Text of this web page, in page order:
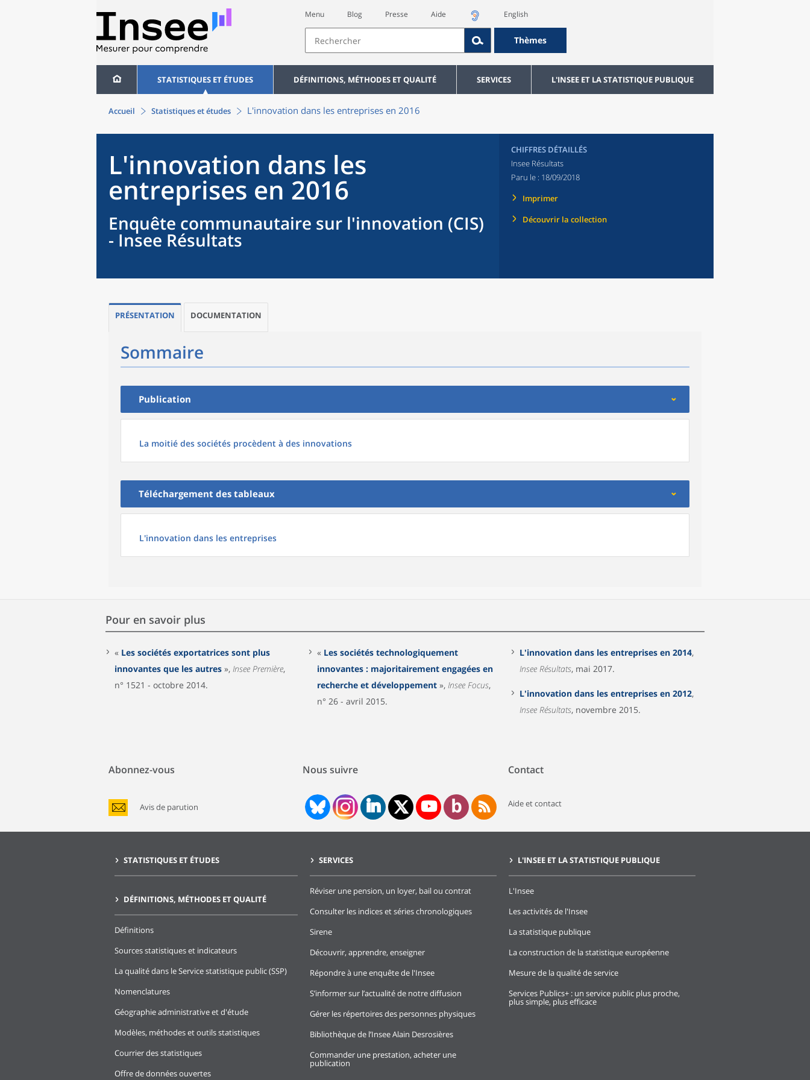
Menu Blog Presse Aide English
Thèmes
STATISTIQUES ET ÉTUDES DÉFINITIONS, MÉTHODES ET QUALITÉ SERVICES L'INSEE ET LA STATISTIQUE PUBLIQUE
Accueil Statistiques et études L'innovation dans les entreprises en 2016
L'innovation dans les
entreprises en 2016
Enquête communautaire sur l'innovation (CIS)
- Insee Résultats
CHIFFRES DÉTAILLÉS
Insee Résultats
Paru le : 18/09/2018
Imprimer
Découvrir la collection
PRÉSENTATION DOCUMENTATION
Sommaire
Publication
La moitié des sociétés procèdent à des innovations
Téléchargement des tableaux
L'innovation dans les entreprises
Pour en savoir plus
« Les sociétés exportatrices sont plus
innovantes que les autres », Insee Première,
n° 1521 - octobre 2014.
« Les sociétés technologiquement
innovantes : majoritairement engagées en
recherche et développement », Insee Focus,
n° 26 - avril 2015.
L'innovation dans les entreprises en 2014,
Insee Résultats, mai 2017.
L'innovation dans les entreprises en 2012,
Insee Résultats, novembre 2015.
Abonnez-vous
Avis de parution
Nous suivre Contact
Aide et contact
STATISTIQUES ET ÉTUDES
DÉFINITIONS, MÉTHODES ET QUALITÉ
Définitions
Sources statistiques et indicateurs
La qualité dans le Service statistique public (SSP)
Nomenclatures
Géographie administrative et d'étude
Modèles, méthodes et outils statistiques
Courrier des statistiques
Offre de données ouvertes
SERVICES
Réviser une pension, un loyer, bail ou contrat
Consulter les indices et séries chronologiques
Sirene
Découvrir, apprendre, enseigner
Répondre à une enquête de l'Insee
S’informer sur l’actualité de notre diffusion
Gérer les répertoires des personnes physiques
Bibliothèque de l’Insee Alain Desrosières
Commander une prestation, acheter une
publication
L'INSEE ET LA STATISTIQUE PUBLIQUE
L'Insee
Les activités de l'Insee
La statistique publique
La construction de la statistique européenne
Mesure de la qualité de service
Services Publics+ : un service public plus proche,
plus simple, plus efficace